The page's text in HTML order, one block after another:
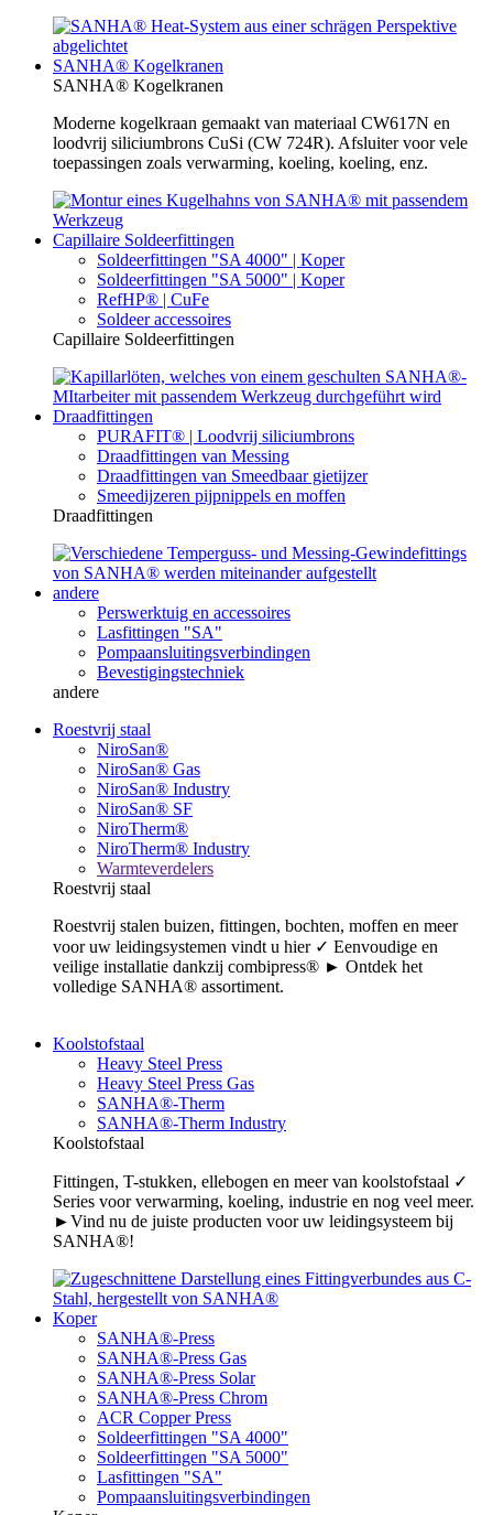
SANHA® Kogelkranen
SANHA® Kogelkranen
Moderne kogelkraan gemaakt van materiaal CW617N en
loodvrij siliciumbrons CuSi (CW 724R). Afsluiter voor vele
toepassingen zoals verwarming, koeling, koeling, enz.
Capillaire Soldeerfittingen
Soldeerfittingen "SA 4000" | Koper
Soldeerfittingen "SA 5000" | Koper
RefHP® | CuFe
Soldeer accessoires
Capillaire Soldeerfittingen
Draadfittingen
PURAFIT® | Loodvrij siliciumbrons
Draadfittingen van Messing
Draadfittingen van Smeedbaar gietijzer
Smeedijzeren pijpnippels en moffen
Draadfittingen
andere
Perswerktuig en accessoires
Lasfittingen "SA"
Pompaansluitingsverbindingen
Bevestigingstechniek
andere
Roestvrij staal
NiroSan®
NiroSan® Gas
NiroSan® Industry
NiroSan® SF
NiroTherm®
NiroTherm® Industry
Warmteverdelers
Roestvrij staal
Roestvrij stalen buizen, fittingen, bochten, moffen en meer
voor uw leidingsystemen vindt u hier ✓ Eenvoudige en
veilige installatie dankzij combipress® ► Ontdek het
volledige SANHA® assortiment.
Koolstofstaal
Heavy Steel Press
Heavy Steel Press Gas
SANHA®-Therm
SANHA®-Therm Industry
Koolstofstaal
Fittingen, T-stukken, ellebogen en meer van koolstofstaal ✓
Series voor verwarming, koeling, industrie en nog veel meer.
►Vind nu de juiste producten voor uw leidingsysteem bij
SANHA®!
Koper
SANHA®-Press
SANHA®-Press Gas
SANHA®-Press Solar
SANHA®-Press Chrom
ACR Copper Press
Soldeerfittingen "SA 4000"
Soldeerfittingen "SA 5000"
Lasfittingen "SA"
Pompaansluitingsverbindingen